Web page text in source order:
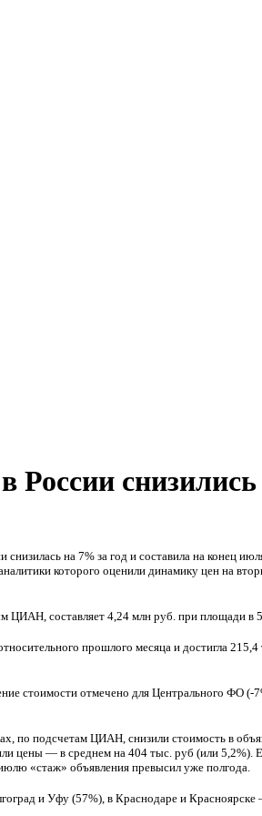
России
на 7% за год и составила на конец
которого оценили динамику цен на
составляет 4,24 млн руб. при площади в
прошлого месяца и достигла
стоимости отмечено для Центрального
по подсчетам ЦИАН, снизили стоимость в
цены — в среднем на 404 тыс. руб (или
«стаж» объявления превысил уже полгода.
и Уфу (57%), в Краснодаре и